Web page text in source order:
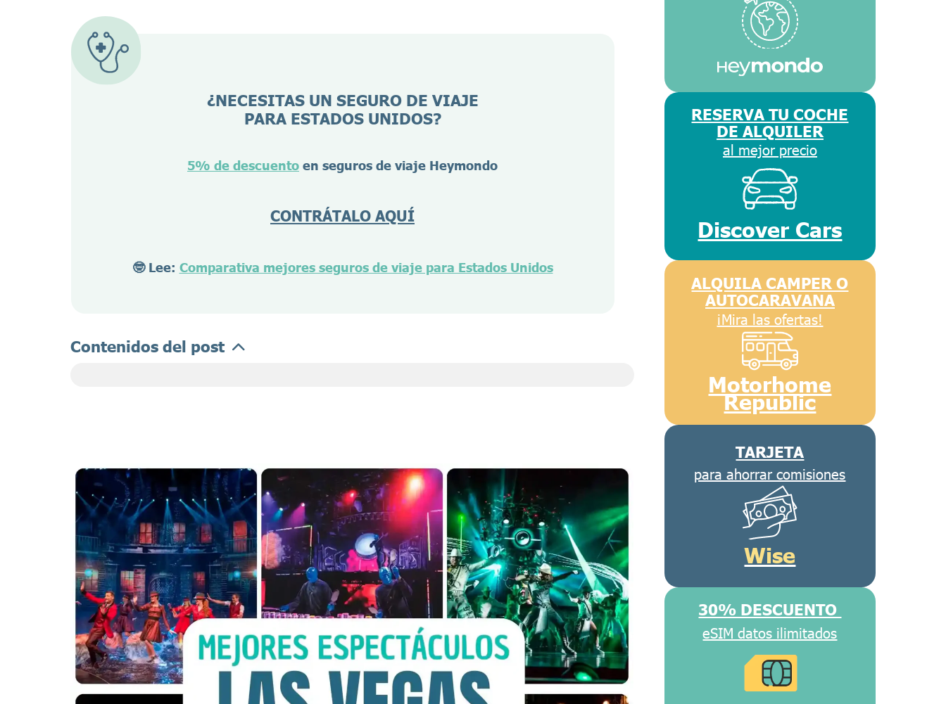
¿NECESITAS UN SEGURO DE VIAJE
PARA ESTADOS UNIDOS?
5% de descuento en seguros de viaje Heymondo
CONTRÁTALO AQUÍ
🤓 Lee: Comparativa mejores seguros de viaje para Estados Unidos
Contenidos del post
RESERVA TU COCHE
DE ALQUILER
al mejor precio
Discover Cars
ALQUILA CAMPER O
AUTOCARAVANA
¡Mira las ofertas!
Motorhome
Republic
TARJETA
para ahorrar comisiones
Wise
30% DESCUENTO
eSIM datos ilimitados